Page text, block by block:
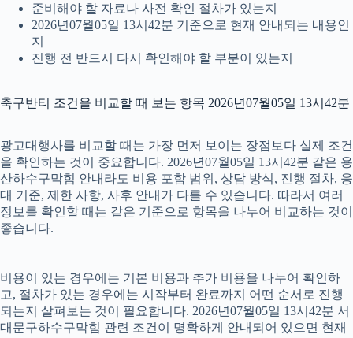
준비해야 할 자료나 사전 확인 절차가 있는지
2026년07월05일 13시42분 기준으로 현재 안내되는 내용인
지
진행 전 반드시 다시 확인해야 할 부분이 있는지
축구반티 조건을 비교할 때 보는 항목 2026년07월05일 13시42분
광고대행사를 비교할 때는 가장 먼저 보이는 장점보다 실제 조건
을 확인하는 것이 중요합니다. 2026년07월05일 13시42분 같은 용
산하수구막힘 안내라도 비용 포함 범위, 상담 방식, 진행 절차, 응
대 기준, 제한 사항, 사후 안내가 다를 수 있습니다. 따라서 여러
정보를 확인할 때는 같은 기준으로 항목을 나누어 비교하는 것이
좋습니다.
비용이 있는 경우에는 기본 비용과 추가 비용을 나누어 확인하
고, 절차가 있는 경우에는 시작부터 완료까지 어떤 순서로 진행
되는지 살펴보는 것이 필요합니다. 2026년07월05일 13시42분 서
대문구하수구막힘 관련 조건이 명확하게 안내되어 있으면 현재